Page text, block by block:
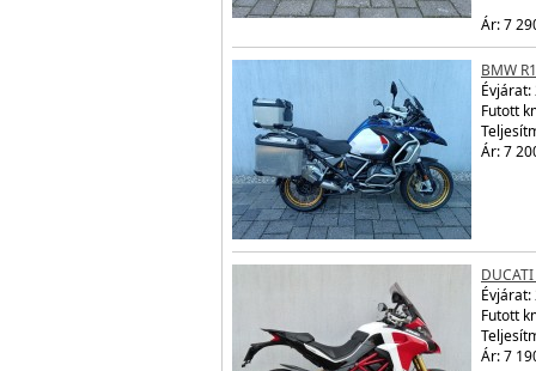
Ár: 7
BMW
Évjárat:
Futott
Ár: 7
Évjárat:
Futott
Ár: 7